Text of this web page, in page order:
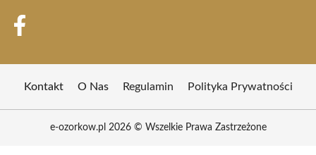
Kontakt O Nas Regulamin Polityka Prywatności
e-ozorkow.pl 2026 © Wszelkie Prawa Zastrzeżone